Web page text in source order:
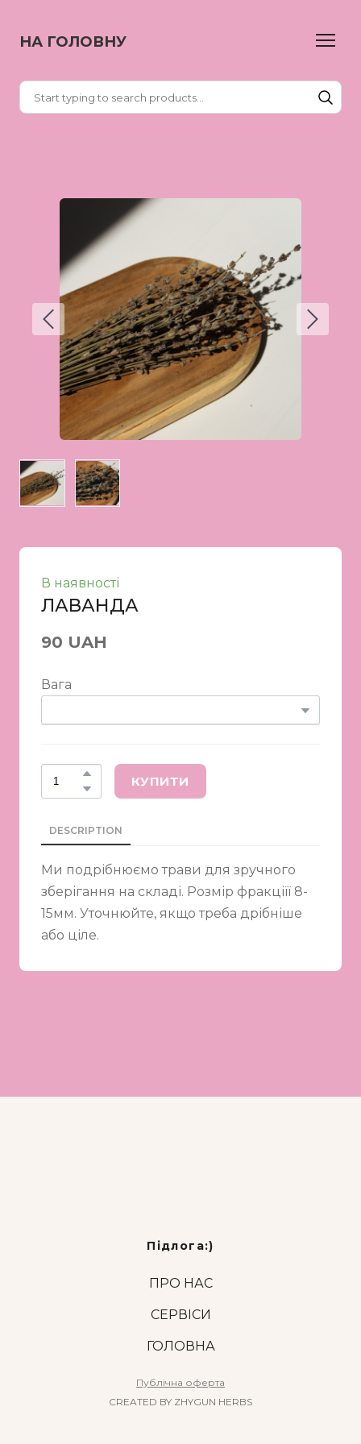
НА ГОЛОВНУ
В наявності
ЛАВАНДА
90 UAH
Вага
КУПИТИ
DESCRIPTION
Ми подрібнюємо трави для зручного
зберігання на складі. Розмір фракціїї 8-
15мм. Уточнюйте, якщо треба дрібніше
або ціле.
Підлога:)
ПРО НАС
СЕРВІСИ
ГОЛОВНА
Публічна оферта
CREATED BY ZHYGUN HERBS